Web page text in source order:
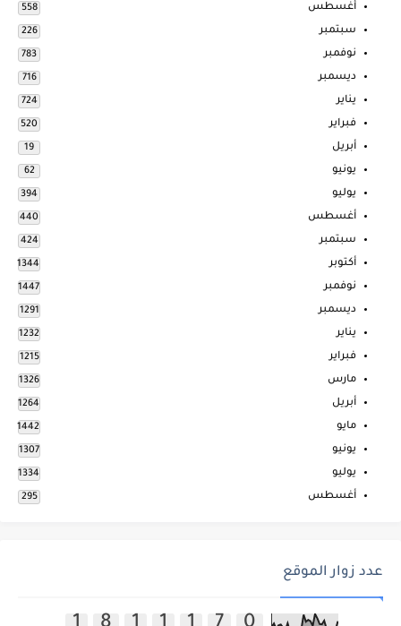
أغسطس 558
سبتمبر 226
نوفمبر 783
ديسمبر 716
يناير 724
فبراير 520
أبريل 19
يونيو 62
يوليو 394
أغسطس 440
سبتمبر 424
أكتوبر 1344
نوفمبر 1447
ديسمبر 1291
يناير 1232
فبراير 1215
مارس 1326
أبريل 1264
مايو 1442
يونيو 1307
يوليو 1334
أغسطس 295
عدد زوار الموقع